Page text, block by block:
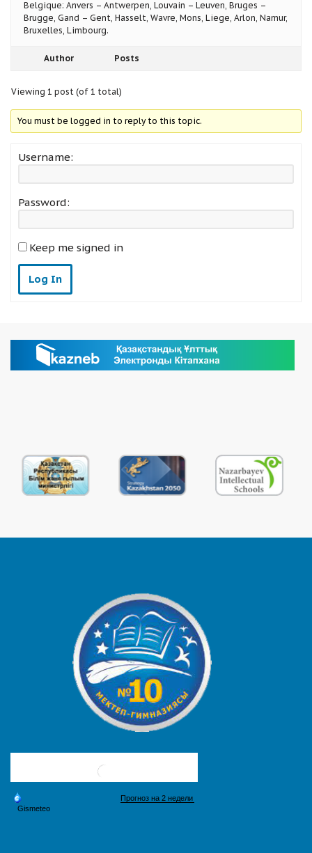
Belgique: Anvers – Antwerpen, Louvain – Leuven, Bruges –
Brugge, Gand – Gent, Hasselt, Wavre, Mons, Liege, Arlon, Namur,
Bruxelles, Limbourg.
Author Posts
Viewing 1 post (of 1 total)
You must be logged in to reply to this topic.
Username:
Password:
Keep me signed in
Log In